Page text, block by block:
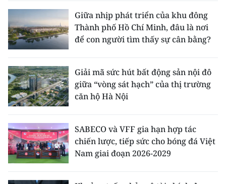
Giữa nhịp phát triển của khu đông
Thành phố Hồ Chí Minh, đâu là nơi
để con người tìm thấy sự cân bằng?
Giải mã sức hút bất động sản nội đô
giữa “vòng sát hạch” của thị trường
căn hộ Hà Nội
SABECO và VFF gia hạn hợp tác
chiến lược, tiếp sức cho bóng đá Việt
Nam giai đoạn 2026-2029